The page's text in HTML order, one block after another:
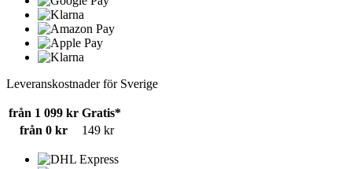
Leveranskostnader för Sverige
från 1 099 kr Gratis*
från 0 kr
149 kr